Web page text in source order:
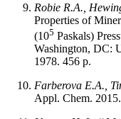
Robie R.A.,
Properties of
(105 Paskals)
Washington, DC:
1978. 456 p.
Farberova E.A.,
Appl. Chem.